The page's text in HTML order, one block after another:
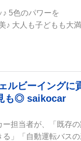
5色のパワーを
♪ 大人も子どもも大満
ルビーイングに
も◎ saikocar
担当者が、「既存の
」「自動運転バス